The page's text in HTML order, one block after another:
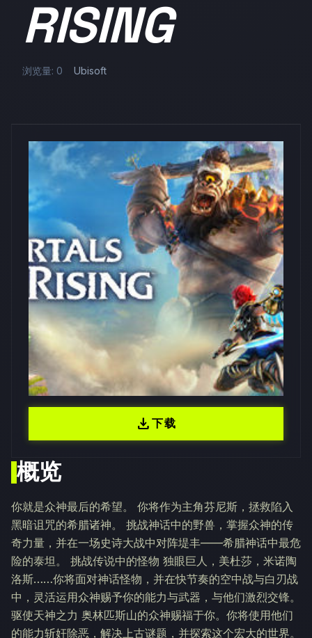
RISING
浏览量: 0 Ubisoft
概览
你就是众神最后的希望。 你将作为主角芬尼斯，拯救陷入
黑暗诅咒的希腊诸神。 挑战神话中的野兽，掌握众神的传
奇力量，并在一场史诗大战中对阵堤丰——希腊神话中最危
险的泰坦。 挑战传说中的怪物 独眼巨人，美杜莎，米诺陶
洛斯……你将面对神话怪物，并在快节奏的空中战与白刃战
中，灵活运用众神赐予你的能力与武器，与他们激烈交锋。
驱使天神之力 奥林匹斯山的众神赐福于你。你将使用他们
的能力斩奸除恶，解决上古谜题，并探索这个宏大的世界。
download下载